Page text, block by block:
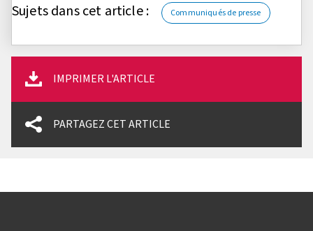
Sujets dans cet article : Communiqués de presse
IMPRIMER L'ARTICLE
PARTAGEZ CET ARTICLE